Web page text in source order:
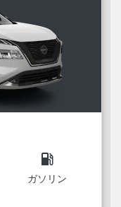
local_gas_station
ガソリン